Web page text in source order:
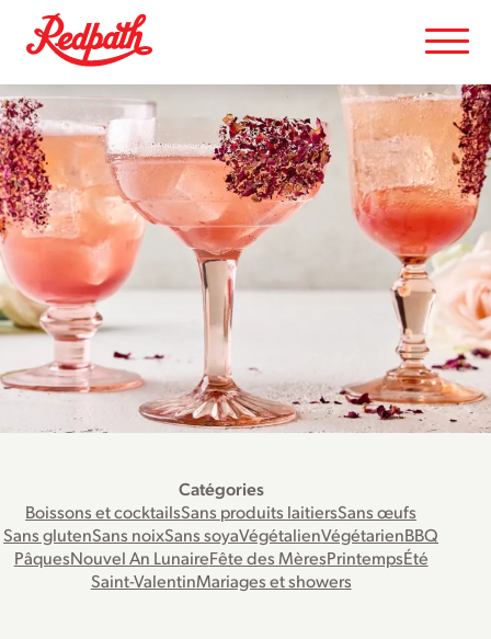
Catégories
Boissons et cocktailsSans produits laitiersSans œufs
Sans glutenSans noixSans soyaVégétalienVégétarienBBQ
PâquesNouvel An LunaireFête des MèresPrintempsÉté
Saint-ValentinMariages et showers